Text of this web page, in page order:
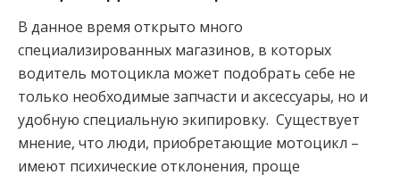
В данное время открыто много
специализированных магазинов, в которых
водитель мотоцикла может подобрать себе не
только необходимые запчасти и аксессуары, но и
удобную специальную экипировку. Существует
мнение, что люди, приобретающие мотоцикл –
имеют психические отклонения, проще